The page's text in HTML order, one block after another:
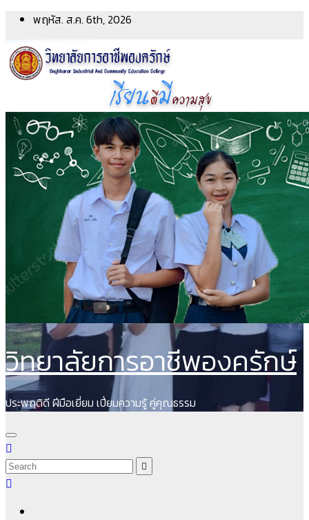
Skip
content
พฤหัส. ส.ค. 6th, 2026
วิทยาลัยการอาชีพองครักษ์
ประพฤติดี ฝีมือเยี่ยม เปี่ยมความรู้ คู่คุณธรรม